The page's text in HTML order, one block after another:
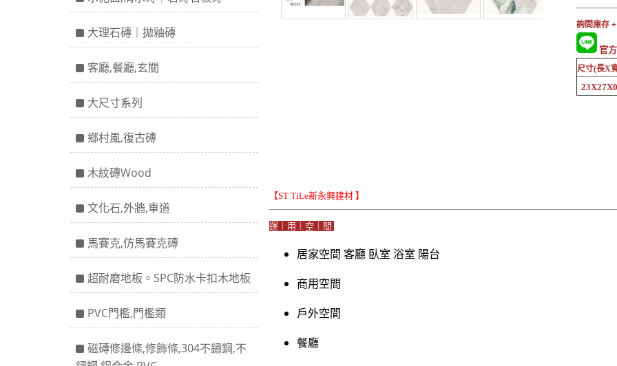
大理石磚｜拋釉磚
客廳,餐廳,玄關
大尺寸系列
鄉村風,復古磚
木紋磚Wood
文化石,外牆,車道
馬賽克,仿馬賽克磚
超耐磨地板。SPC防水卡扣木地板
PVC門檻,門檻類
磁磚修邊條,修飾條,304不鏽鋼,不
詢問庫存
官方
尺寸(長X
【ST TiLe新永興建材 】
運｜用｜空｜間
居家空間 客廳 臥室 浴室 陽台
商用空間
戶外空間
餐廳